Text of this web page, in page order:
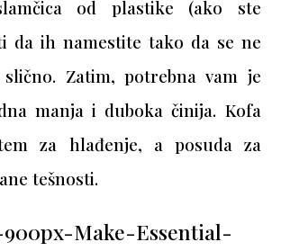
od plastike (ako ste
da ih namestite tako da se ne
Zatim, potrebna vam je
manja i duboka činija. Kofa
za hlađenje, a posuda za
tešnosti.